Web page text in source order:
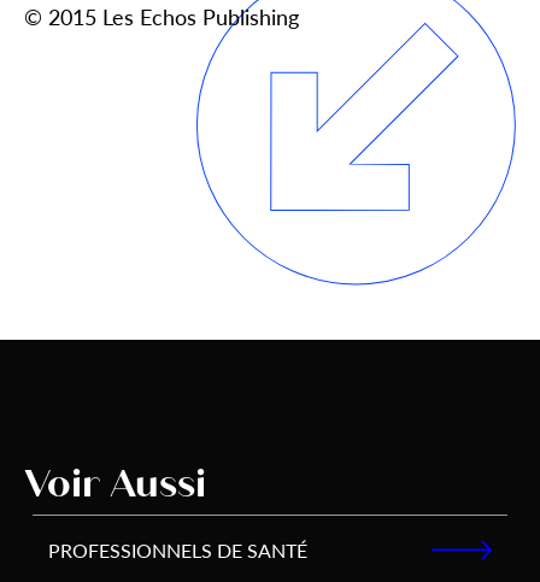
© 2015 Les Echos Publishing
Voir Aussi
PROFESSIONNELS DE SANTÉ